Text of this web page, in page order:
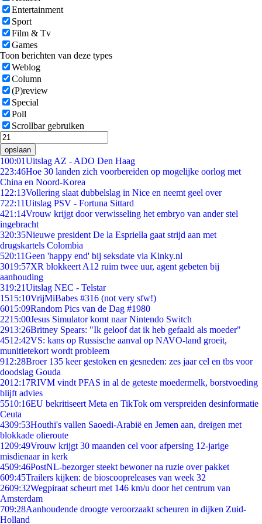
Entertainment
Sport
Film & Tv
Games
Toon berichten van deze types
Weblog
Column
(P)review
Special
Poll
Scrollbar gebruiken
opslaan
100:01Uitslag AZ - ADO Den Haag
223:46Hoe 30 landen zich voorbereiden op mogelijke oorlog met
China en Noord-Korea
1 22:13Vollering slaat dubbelslag in Nice en neemt geel over
722:11Uitslag PSV - Fortuna Sittard
421:14Vrouw krijgt door verwisseling het embryo van ander stel
ingebracht
320:35Nieuwe president De la Espriella gaat strijd aan met
drugskartels Colombia
520:11Geen 'happy end' bij seksdate via Kinky.nl
3019:57XR blokkeert A12 ruim twee uur, agent gebeten bij
aanhouding
319:21Uitslag NEC - Telstar
1515:10VrijMiBabes #316 (not very sfw!)
6015:09Random Pics van de Dag #1980
2215:00Jesus Simulator komt naar Nintendo Switch
2913:26Britney Spears: "Ik geloof dat ik heb gefaald als moeder"
4512:42VS: kans op Russische aanval op NAVO-land groeit,
munitietekort wordt probleem
912:28Broer 135 keer gestoken en gesneden: zes jaar cel en tbs voor
doodslag Gouda
2012:17RIVM vindt PFAS in al de geteste moedermelk, borstvoeding
blijft advies
5510:16EU bekritiseert Meta en TikTok om verspreiden desinformatie
Ceuta
4309:53Houthi's vallen Saoedi-Arabië en Jemen aan, dreigen met
blokkade olieroute
1209:49Vrouw krijgt 30 maanden cel voor afpersing 12-jarige
misdienaar in kerk
4509:46PostNL-bezorger steekt bewoner na ruzie over pakket
609:45Trailers kijken: de bioscoopreleases van week 32
2609:32Wegpiraat scheurt met 146 km/u door het centrum van
Amsterdam
709:28Aanhoudende droogte veroorzaakt scheuren in dijken Zuid-
Holland